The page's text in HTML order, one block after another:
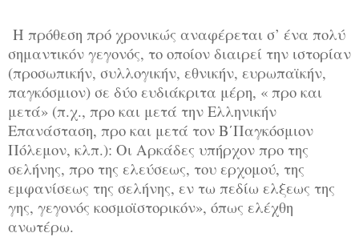
Η πρόθεση πρό χρονικώς αναφέρεται σ’ ένα πολύ
σημαντικόν γεγονός, το οποίον διαιρεί την ιστορίαν
(προσωπικήν, συλλογικήν, εθνικήν, ευρωπαϊκήν,
παγκόσμιον) σε δύο ευδιάκριτα μέρη, « προ και
μετά» (π.χ., προ και μετά την Ελληνικήν
Επανάσταση, προ και μετά τον Β΄Παγκόσμιον
Πόλεμον, κλπ.): Οι Αρκάδες υπήρχον προ της
σελήνης, προ της ελεύσεως, του ερχομού, της
εμφανίσεως της σελήνης, εν τω πεδίω ελξεως της
γης, γεγονός κοσμοϊστορικόν», όπως ελέχθη
ανωτέρω.